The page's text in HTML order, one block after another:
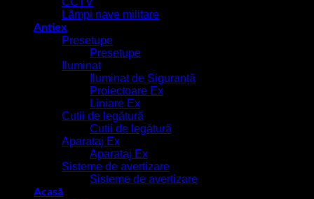
Lămpi nave militare
Antiex
Presetupe
Presetupe
Iluminat
Iluminat de Siguranță
Proiectoare Ex
Liniare Ex
Cutii de legătură
Cutii de legătură
Aparataj Ex
Aparataj Ex
Sisteme de avertizare
Sisteme de avertizare
Acasă